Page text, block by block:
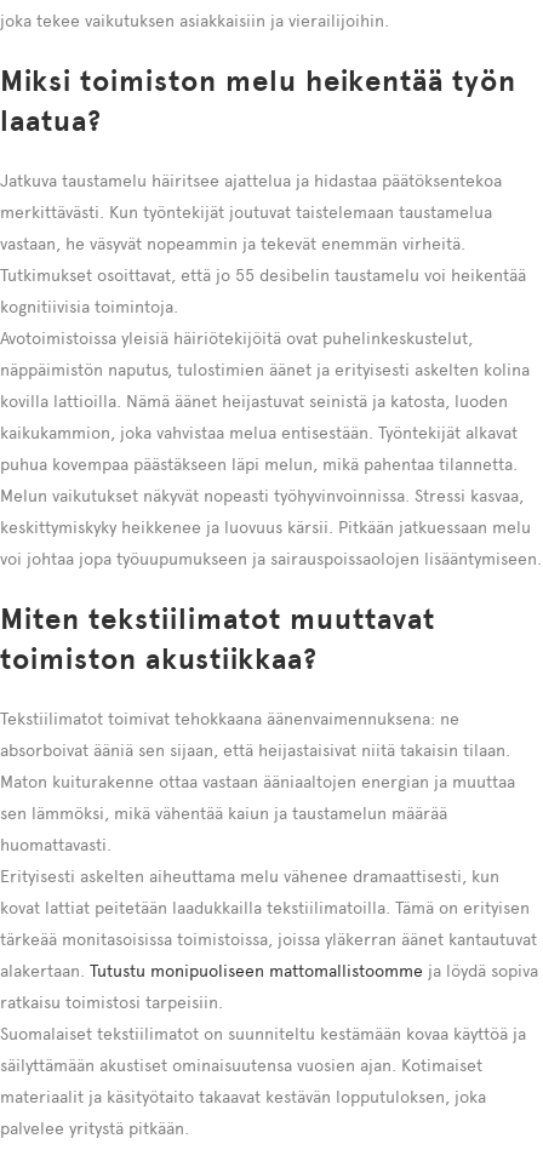
joka tekee vaikutuksen asiakkaisiin ja vierailijoihin.
Miksi toimiston melu heikentää työn
laatua?
Jatkuva taustamelu häiritsee ajattelua ja hidastaa päätöksentekoa
merkittävästi. Kun työntekijät joutuvat taistelemaan taustamelua
vastaan, he väsyvät nopeammin ja tekevät enemmän virheitä.
Tutkimukset osoittavat, että jo 55 desibelin taustamelu voi heikentää
kognitiivisia toimintoja.
Avotoimistoissa yleisiä häiriötekijöitä ovat puhelinkeskustelut,
näppäimistön naputus, tulostimien äänet ja erityisesti askelten kolina
kovilla lattioilla. Nämä äänet heijastuvat seinistä ja katosta, luoden
kaikukammion, joka vahvistaa melua entisestään. Työntekijät alkavat
puhua kovempaa päästäkseen läpi melun, mikä pahentaa tilannetta.
Melun vaikutukset näkyvät nopeasti työhyvinvoinnissa. Stressi kasvaa,
keskittymiskyky heikkenee ja luovuus kärsii. Pitkään jatkuessaan melu
voi johtaa jopa työuupumukseen ja sairauspoissaolojen lisääntymiseen.
Miten tekstiilimatot muuttavat
toimiston akustiikkaa?
Tekstiilimatot toimivat tehokkaana äänenvaimennuksena: ne
absorboivat ääniä sen sijaan, että heijastaisivat niitä takaisin tilaan.
Maton kuiturakenne ottaa vastaan ääniaaltojen energian ja muuttaa
sen lämmöksi, mikä vähentää kaiun ja taustamelun määrää
huomattavasti.
Erityisesti askelten aiheuttama melu vähenee dramaattisesti, kun
kovat lattiat peitetään laadukkailla tekstiilimatoilla. Tämä on erityisen
tärkeää monitasoisissa toimistoissa, joissa yläkerran äänet kantautuvat
alakertaan. Tutustu monipuoliseen mattomallistoomme ja löydä sopiva
ratkaisu toimistosi tarpeisiin.
Suomalaiset tekstiilimatot on suunniteltu kestämään kovaa käyttöä ja
säilyttämään akustiset ominaisuutensa vuosien ajan. Kotimaiset
materiaalit ja käsityötaito takaavat kestävän lopputuloksen, joka
palvelee yritystä pitkään.